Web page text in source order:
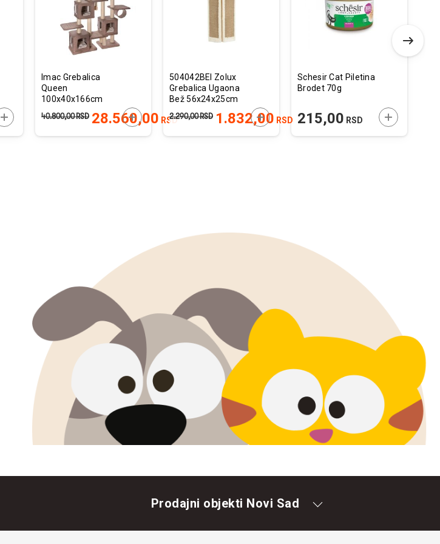
DODAJTE U KORPU
Imac Grebalica
Queen
100x40x166cm
28.560,00 RSD
40.800,00RSD DODAJTE U KORPU
504042BEI Zolux
Grebalica Ugaona
Bež 56x24x25cm
1.832,00 RSD
2.290,00RSD DODAJTE U KORPU
Schesir Cat Piletina
Brodet 70g
215,00 RSD DODAJTE U
Prodajni objekti Novi Sad